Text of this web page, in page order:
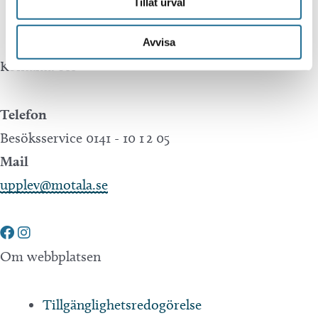
Avvisa
Translate.
Kontakta oss
Telefon
Besöksservice 0141 - 10 1 2 05
Mail
upplev@motala.se
Om webbplatsen
Tillgänglighetsredogörelse